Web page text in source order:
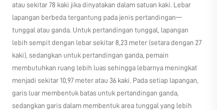
atau sekitar 78 kaki jika dinyatakan dalam satuan kaki. Lebar
lapangan berbeda tergantung pada jenis pertandingan—
tunggal atau ganda. Untuk pertandingan tunggal, lapangan
lebih sempit dengan lebar sekitar 8,23 meter (setara dengan 27
kaki), sedangkan untuk pertandingan ganda, pemain
membutuhkan ruang lebih luas sehingga lebarnya meningkat
menjadi sekitar 10,97 meter atau 36 kaki. Pada setiap lapangan,
garis luar membentuk batas untuk pertandingan ganda,
sedangkan garis dalam membentuk area tunggal yang lebih